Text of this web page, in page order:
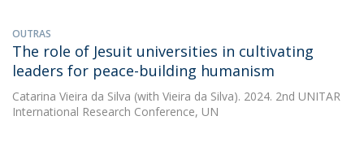
OUTRAS
The role of Jesuit universities in cultivating
leaders for peace-building humanism
Catarina Vieira da Silva (with Vieira da Silva). 2024. 2nd UNITAR
International Research Conference, UN